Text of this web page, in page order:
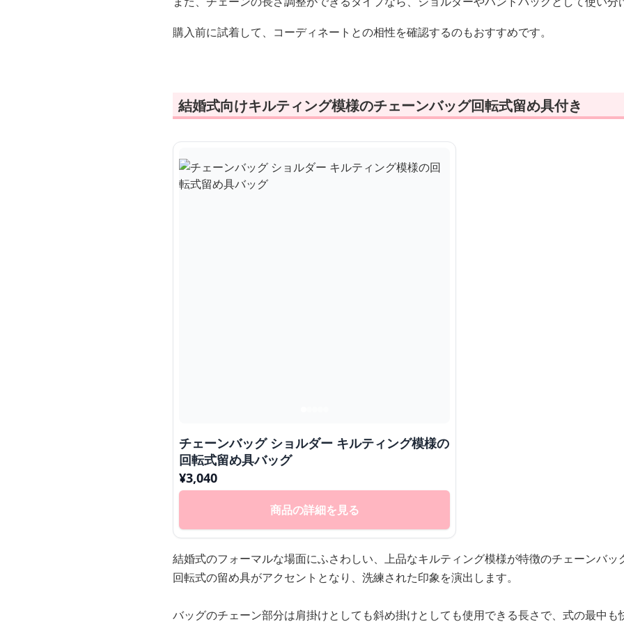
購入前に試着して、コーディネートとの相性を確認するのもおすすめです。
結婚式向けキルティング模様のチェーンバッグ回転式留め具付き
チェーンバッグ ショルダー キルティング模様の
回転式留め具バッグ
¥3,040
商品の詳細を見る
結婚式のフォーマルな場面にふさわしい、上品なキルティング模様が特徴のチェーンバッ
回転式の留め具がアクセントとなり、洗練された印象を演出します。
バッグのチェーン部分は肩掛けとしても斜め掛けとしても使用できる長さで、式の最中も